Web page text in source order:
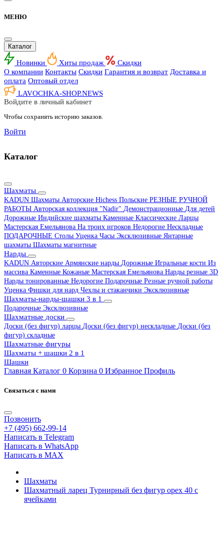
МЕНЮ
Каталог
Новинки Хиты продаж
Скидки
О компании Контакты Скидки Гарантия и возврат Доставка и
оплата Оптовый отдел
LAVOCHKA-SHOP.NEWS
Войдите в личный кабинет
Чтобы сохранять историю заказов.
Войти
Каталог
Шахматы
KADUN Шахматы Авторские Hichess Польские РЕЗНЫЕ РУЧНОЙ
РАБОТЫ Авторская коллекция "Nadir" Демонстрационные Для детей
Дорожные Индийские шахматы Каменные Классические Ларцы
Мастерская Емельянова На троих игроков Недорогие Нескладные
ПОДАРОЧНЫЕ Столы Уценка Часы Эксклюзивные Янтарные
шахматы Шахматы магнитные
Нарды
KADUN Авторские Армянские нарды Дорожные Игральные кости Из
массива Каменные Кожаные Мастерская Емельянова Нарды резные 3D
Нарды тонированные Недорогие Подарочные Резные ручной работы
Уценка Фишки для нард Чехлы и стаканчики Эксклюзивные
Шахматы-нарды-шашки 3 в 1
Подарочные Эксклюзивные
Шахматные доски
Доски (без фигур) ларцы Доски (без фигур) нескладные Доски (без
фигур) складные
Шахматные фигуры
Шахматы + шашки 2 в 1
Шашки
Главная Каталог 0 Корзина 0 Избранное Профиль
Связаться с нами
Позвонить
+7 (495) 662-99-14
Написать в Telegram
Написать в WhatsApp
Написать в MAX
Шахматы
Шахматный ларец Турнирный без фигур орех 40 с
ячейками